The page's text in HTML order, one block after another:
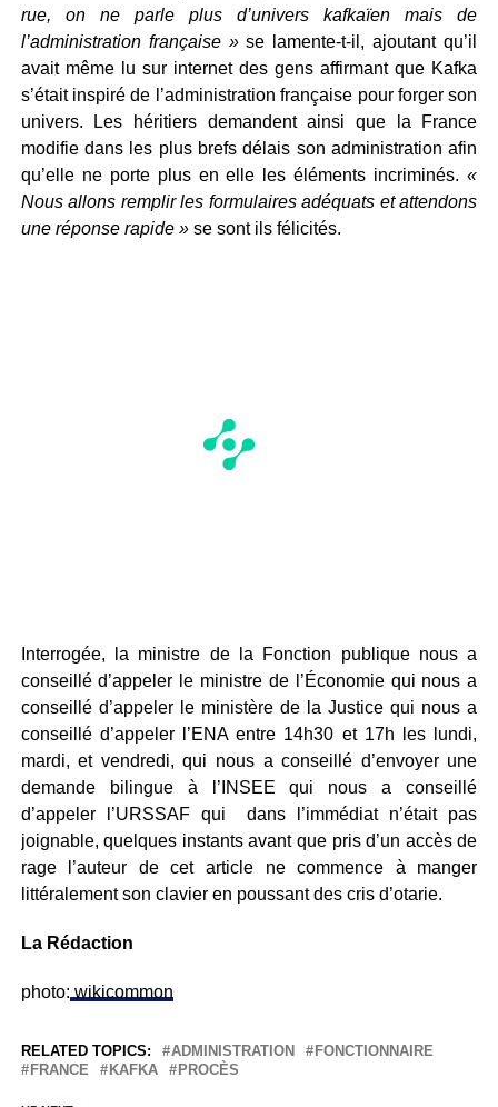
rue, on ne parle plus d’univers kafkaïen mais de
l’administration française »se lamente-t-il, ajoutant qu’il
avait même lu sur internet des gens affirmant que Kafka
s’était inspiré de l’administration française pour forger son
univers. Les héritiers demandent ainsi que la France
modifie dans les plus brefs délais son administration afin
qu’elle ne porte plus en elle les éléments incriminés.«
Nous allons remplir les formulaires adéquats et attendons
une réponse rapide »se sont ils félicités.
Interrogée, la ministre de la Fonction publique nous a
conseillé d’appeler le ministre de l’Économie qui nous a
conseillé d’appeler le ministère de la Justice qui nous a
conseillé d’appeler l’ENA entre 14h30 et 17h les lundi,
mardi, et vendredi, qui nous a conseillé d’envoyer une
demande bilingue à l’INSEE qui nous a conseillé
d’appeler l’URSSAF qui dans l’immédiat n’était pas
joignable, quelques instants avant que pris d’un accès de
rage l’auteur de cet article ne commence à manger
littéralement son clavier en poussant des cris d’otarie.
La Rédaction
photo:wikicommon
RELATED TOPICS: ADMINISTRATION
FONCTIONNAIRE
FRANCE
KAFKA PROCÈS